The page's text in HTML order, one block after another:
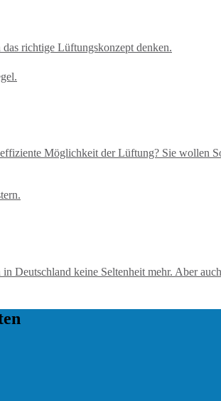
das richtige Lüftungskonzept denken.
Möglichkeit der Lüftung? Sie wollen
Deutschland keine Seltenheit mehr. Aber